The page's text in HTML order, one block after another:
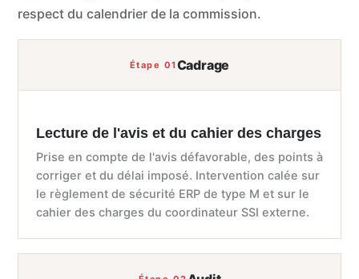
respect du calendrier de la commission.
Étape 01 Cadrage
Lecture de l'avis et du cahier des charges
Prise en compte de l'avis défavorable, des points à
corriger et du délai imposé. Intervention calée sur
le règlement de sécurité ERP de type M et sur le
cahier des charges du coordinateur SSI externe.